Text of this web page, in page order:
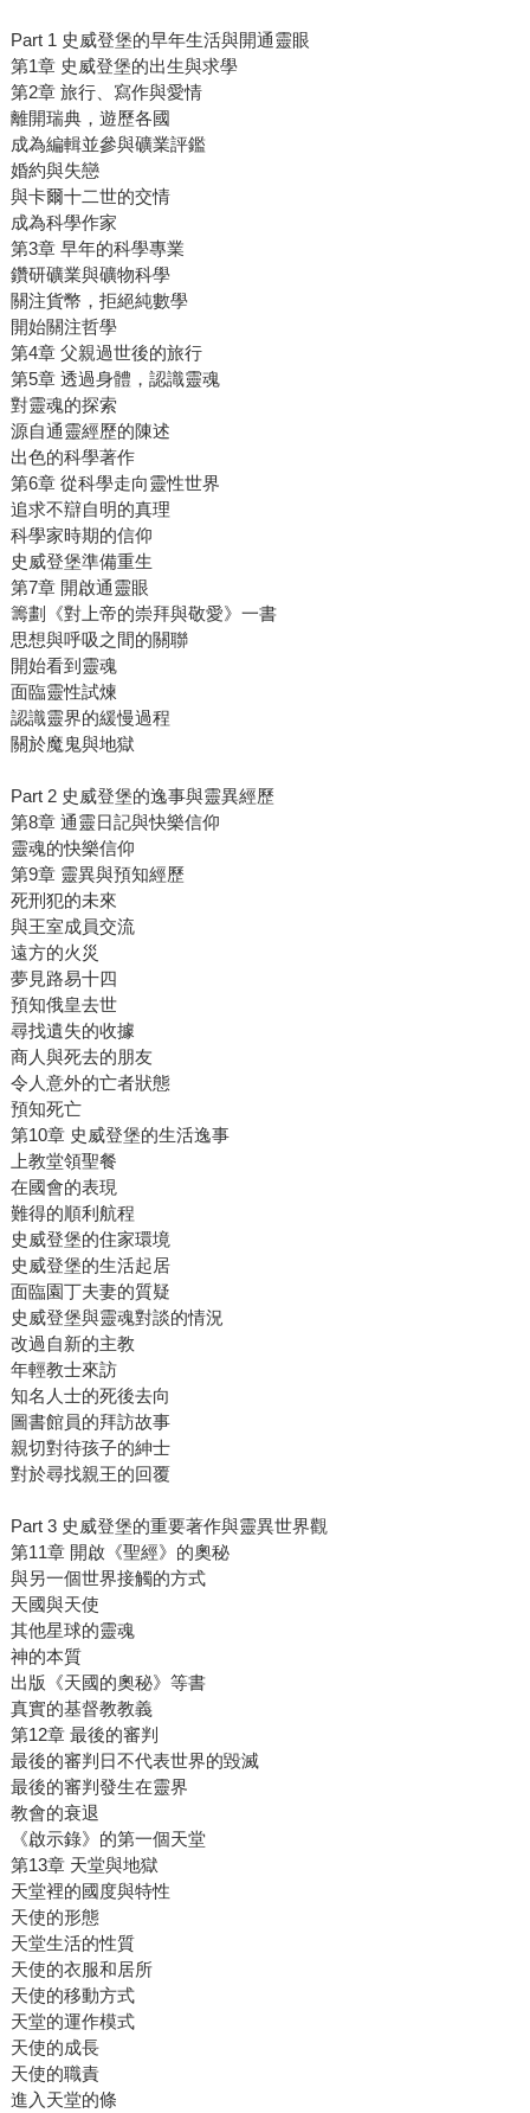
Part 1 史威登堡的早年生活與開通靈眼
第1章 史威登堡的出生與求學
第2章 旅行、寫作與愛情
離開瑞典，遊歷各國
成為編輯並參與礦業評鑑
婚約與失戀
與卡爾十二世的交情
成為科學作家
第3章 早年的科學專業
鑽研礦業與礦物科學
關注貨幣，拒絕純數學
開始關注哲學
第4章 父親過世後的旅行
第5章 透過身體，認識靈魂
對靈魂的探索
源自通靈經歷的陳述
出色的科學著作
第6章 從科學走向靈性世界
追求不辯自明的真理
科學家時期的信仰
史威登堡準備重生
第7章 開啟通靈眼
籌劃《對上帝的崇拜與敬愛》一書
思想與呼吸之間的關聯
開始看到靈魂
面臨靈性試煉
認識靈界的緩慢過程
關於魔鬼與地獄
Part 2 史威登堡的逸事與靈異經歷
第8章 通靈日記與快樂信仰
靈魂的快樂信仰
第9章 靈異與預知經歷
死刑犯的未來
與王室成員交流
遠方的火災
夢見路易十四
預知俄皇去世
尋找遺失的收據
商人與死去的朋友
令人意外的亡者狀態
預知死亡
第10章 史威登堡的生活逸事
上教堂領聖餐
在國會的表現
難得的順利航程
史威登堡的住家環境
史威登堡的生活起居
面臨園丁夫妻的質疑
史威登堡與靈魂對談的情況
改過自新的主教
年輕教士來訪
知名人士的死後去向
圖書館員的拜訪故事
親切對待孩子的紳士
對於尋找親王的回覆
Part 3 史威登堡的重要著作與靈異世界觀
第11章 開啟《聖經》的奧秘
與另一個世界接觸的方式
天國與天使
其他星球的靈魂
神的本質
出版《天國的奧秘》等書
真實的基督教教義
第12章 最後的審判
最後的審判日不代表世界的毀滅
最後的審判發生在靈界
教會的衰退
《啟示錄》的第一個天堂
第13章 天堂與地獄
天堂裡的國度與特性
天使的形態
天堂生活的性質
天使的衣服和居所
天使的移動方式
天堂的運作模式
天使的成長
天使的職責
進入天堂的條